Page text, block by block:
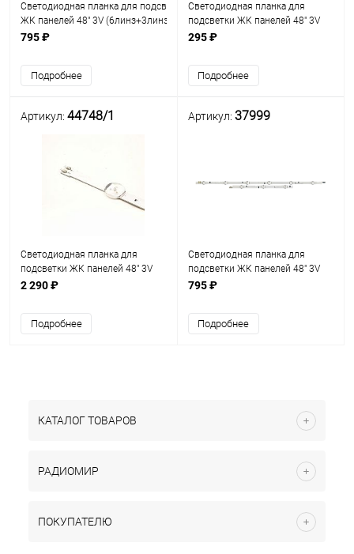
Светодиодная планка для подсветки
ЖК панелей 48" 3V (6линз+3линзы)
2014SVS48F_3228_R03_REV1.0
Samsung_2014SVS48F_3228_L06_REV1
795 ₽
Подробнее
Светодиодная планка для
подсветки ЖК панелей 48" 3V
(3линзы-1часть) LUMENS D4GE-
0 (2014SVS48F _
3228_R03_REV1.0_131119NH
295 ₽
Подробнее
Артикул: 44748/1
Светодиодная планка для
подсветки ЖК панелей 48" 3V
(4+4линзы) V5DN-480SMB-R3 +
SVS48 комплект из 4 планок
2 290 ₽
Подробнее
Артикул: 37999
Светодиодная планка для
подсветки ЖК панелей 48" 3V
(6линз+3линзы) D4GE-480DCA-
R3[14.03.17] разъем 2PIN (гн/
шт. сбоку)
795 ₽
Подробнее
КАТАЛОГ ТОВАРОВ
РАДИОМИР
ПОКУПАТЕЛЮ